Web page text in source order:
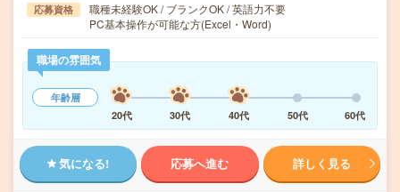
応募資格
職種未経験OK / ブランクOK / 英語力不要
PC基本操作が可能な方(Excel・Word)
職場の雰囲気
年齢層
20代
30代 40代 50代 60代
気になる! 応募へ進む 詳しく見る